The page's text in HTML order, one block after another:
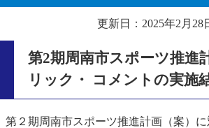
更新日：2025年2月28
第2期周南市スポーツ推進
リック・ コメントの実施
第２期周南市スポーツ推進計画（案）に